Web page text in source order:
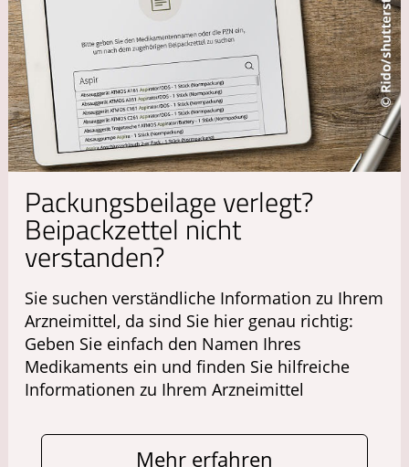
Packungsbeilage verlegt?
Beipackzettel nicht
verstanden?
Sie suchen verständliche Information zu Ihrem
Arzneimittel, da sind Sie hier genau richtig:
Geben Sie einfach den Namen Ihres
Medikaments ein und finden Sie hilfreiche
Informationen zu Ihrem Arzneimittel
Mehr erfahren